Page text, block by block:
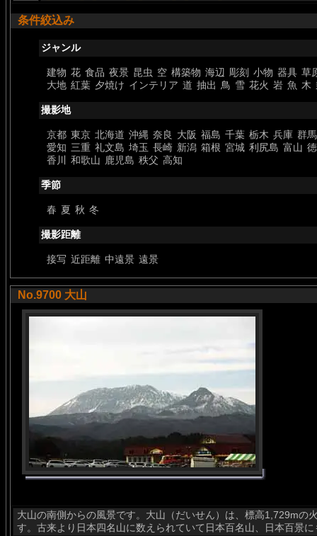
条件絞込み
ジャンル
建物 花 食品 夜景 昆虫 空 構築物 海辺 彫刻 小物 器具 草
大地 紅葉 夕焼け インテリア 道 抽出 鳥 雪 花火 岩 魚 木
撮影地
京都 東京 北海道 沖縄 奈良 大阪 福島 千葉 栃木 兵庫 群馬
愛知 三重 礼文島 埼玉 長崎 新潟 箱根 宮城 利尻島 富山
香川
和歌山 鹿児島 秩父 高知
季節
春 夏 秋 冬
撮影距離
接写 近距離 中遠景 遠景
No.9700 大山
大山の南側からの風景です。大山（だいせん）は、標高1,729mの
す。古来より日本四名山に数えられていて日本百名山、日本百景